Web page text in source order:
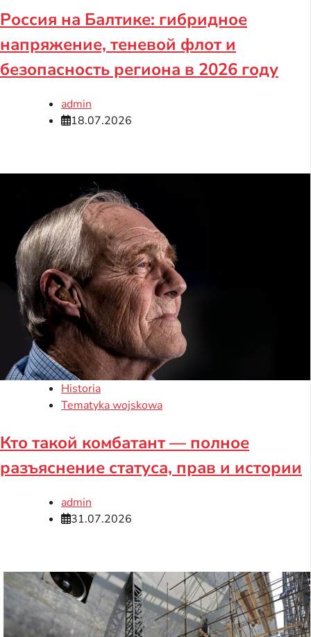
Россия на Балтике: гибридное
напряжение, теневой флот и
безопасность региона в 2026 году
admin
18.07.2026
Historia
Tematyka wojskowa
Кто такой комбатант — полное
разъяснение статуса, прав и истории
admin
31.07.2026